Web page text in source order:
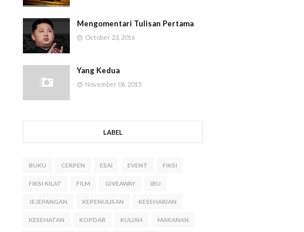
Mengomentari Tulisan Pertama
October 23, 2016
Yang Kedua
November 06, 2015
LABEL
BUKU CERPEN ESAI EVENT FIKSI
FIKSI KILAT FILM GIVEAWAY IBU
JEJEPANGAN KEPENULISAN KESEHARIAN
KESEHATAN KOPDAR KULIAH MAKANAN